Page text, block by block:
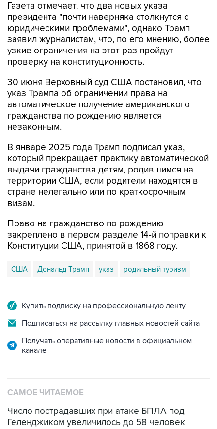
Газета отмечает, что два новых указа
президента "почти наверняка столкнутся с
юридическими проблемами", однако Трамп
заявил журналистам, что, по его мнению, более
узкие ограничения на этот раз пройдут
проверку на конституционность.
30 июня Верховный суд США постановил, что
указ Трампа об ограничении права на
автоматическое получение американского
гражданства по рождению является
незаконным.
В январе 2025 года Трамп подписал указ,
который прекращает практику автоматической
выдачи гражданства детям, родившимся на
территории США, если родители находятся в
стране нелегально или по краткосрочным
визам.
Право на гражданство по рождению
закреплено в первом разделе 14-й поправки к
Конституции США, принятой в 1868 году.
США Дональд Трамп указ родильный туризм
Купить подписку на профессиональную ленту
Подписаться на рассылку главных новостей сайта
Получать оперативные новости в официальном
канале
САМОЕ ЧИТАЕМОЕ
Число пострадавших при атаке БПЛА под
Геленджиком увеличилось до 58 человек